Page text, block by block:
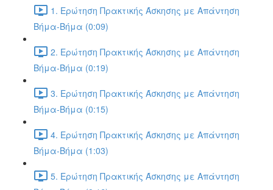
1. Ερώτηση Πρακτικής Άσκησης με Απάντηση
Βήμα-Βήμα (0:09)
2. Ερώτηση Πρακτικής Άσκησης με Απάντηση
Βήμα-Βήμα (0:19)
3. Ερώτηση Πρακτικής Άσκησης με Απάντηση
Βήμα-Βήμα (0:15)
4. Ερώτηση Πρακτικής Άσκησης με Απάντηση
Βήμα-Βήμα (1:03)
5. Ερώτηση Πρακτικής Άσκησης με Απάντηση